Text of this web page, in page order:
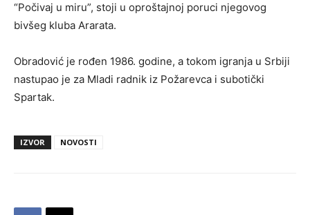
“Počivaj u miru”, stoji u oproštajnoj poruci njegovog
bivšeg kluba Ararata.
Obradović je rođen 1986. godine, a tokom igranja u Srbiji
nastupao je za Mladi radnik iz Požarevca i subotički
Spartak.
IZVOR NOVOSTI